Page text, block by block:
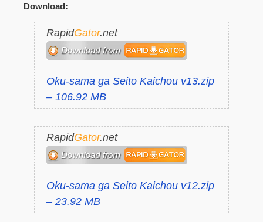
Download:
RapidGator.net
Oku-sama ga Seito Kaichou v13.zip
– 106.92 MB
RapidGator.net
Oku-sama ga Seito Kaichou v12.zip
– 23.92 MB